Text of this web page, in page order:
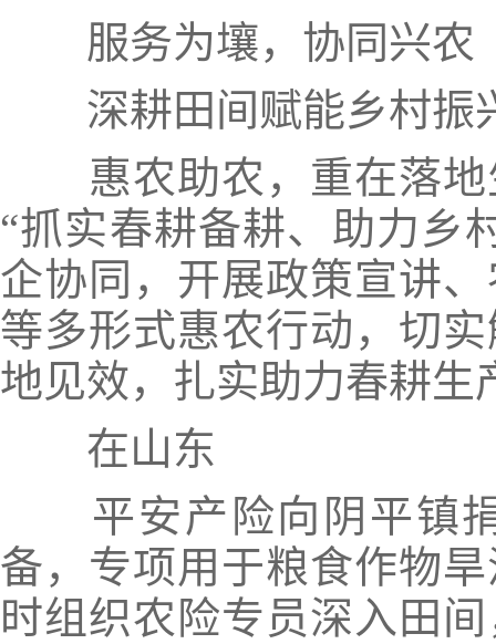
服务为壤，协同兴农
深耕田间赋能乡村振
惠农助农，重在落
“抓实春耕备耕、助力乡
企协同，开展政策宣讲
等多形式惠农行动，切
地见效，扎实助力春耕生
在山东
平安产险向阴平镇
备，专项用于粮食作物
时组织农险专员深入田